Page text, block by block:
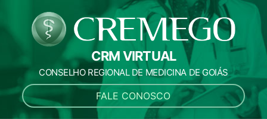
CRM VIRTUAL
CONSELHO REGIONAL DE MEDICINA DE GOIÁS
FALE CONOSCO